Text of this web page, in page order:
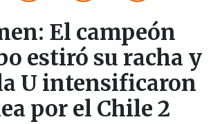
El campeón
estiró su racha y
U intensificaron
por el Chile 2